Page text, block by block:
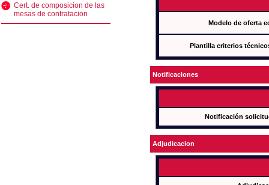
Cert. de composicion de las
mesas de contratacion
Modelo de oferta
Plantilla criterios
Notificaciones
Notificación
Adjudicacion